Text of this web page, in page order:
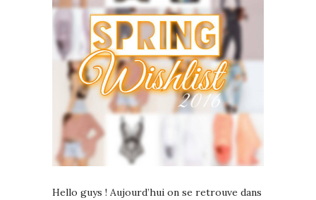
Hello guys ! Aujourd’hui on se retrouve dans